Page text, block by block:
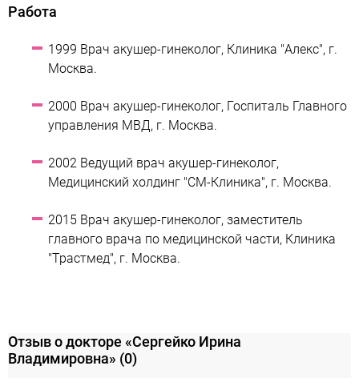
Работа
1999 Врач акушер-гинеколог, Клиника "Алекс", г.
Москва.
2000 Врач акушер-гинеколог, Госпиталь Главного
управления МВД, г. Москва.
2002 Ведущий врач акушер-гинеколог,
Медицинский холдинг "СМ-Клиника", г. Москва.
2015 Врач акушер-гинеколог, заместитель
главного врача по медицинской части, Клиника
"Трастмед", г. Москва.
Отзыв о докторе «Сергейко Ирина
Владимировна» (0)